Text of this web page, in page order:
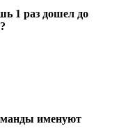
1 раз дошел до
именуют